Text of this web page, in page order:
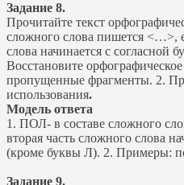
Задание 8.
Прочитайте текст
сложного слова пишется ˂…˃,
слова начинается с
Восстановите
пропущенные фрагменты. 2.
использования.
Модель ответа
1. ПОЛ- в составе сложного
вторая часть сложного слова
(кроме буквы Л). 2. Примеры:
Задание 9.